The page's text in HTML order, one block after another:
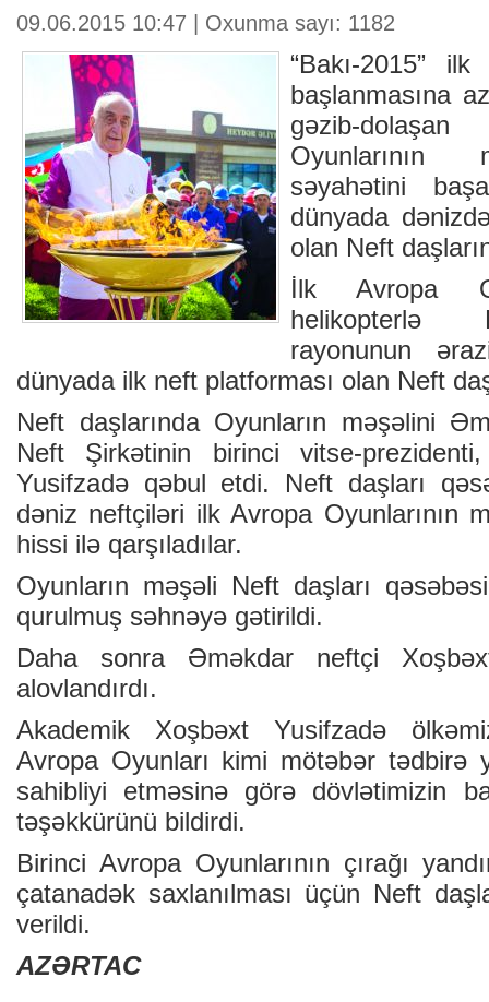
09.06.2015 10:47 | Oxunma sayı: 1182
“Bakı-2015” ilk
başlanmasına
gəzib-
Oyunlarının
səyahətini
dünyada
olan Neft
İlk Avropa
helikopterlə
rayonunun
dünyada ilk neft platforması olan Neft
Neft daşlarında Oyunların məşəlini
Neft Şirkətinin birinci vitse-
Yusifzadə qəbul etdi. Neft daşları
dəniz neftçiləri ilk Avropa Oyunlarının
hissi ilə qarşıladılar.
Oyunların məşəli Neft daşları
qurulmuş səhnəyə gətirildi.
Daha sonra Əməkdar neftçi
alovlandırdı.
Akademik Xoşbəxt Yusifzadə
Avropa Oyunları kimi mötəbər tədbirə
sahibliyi etməsinə görə dövlətimizin
təşəkkürünü bildirdi.
Birinci Avropa Oyunlarının çırağı
çatanadək saxlanılması üçün Neft
verildi.
AZƏRTAC